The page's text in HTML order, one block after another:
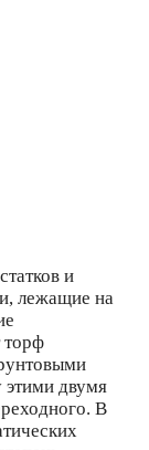
и
лежащие на
торф
двумя
В